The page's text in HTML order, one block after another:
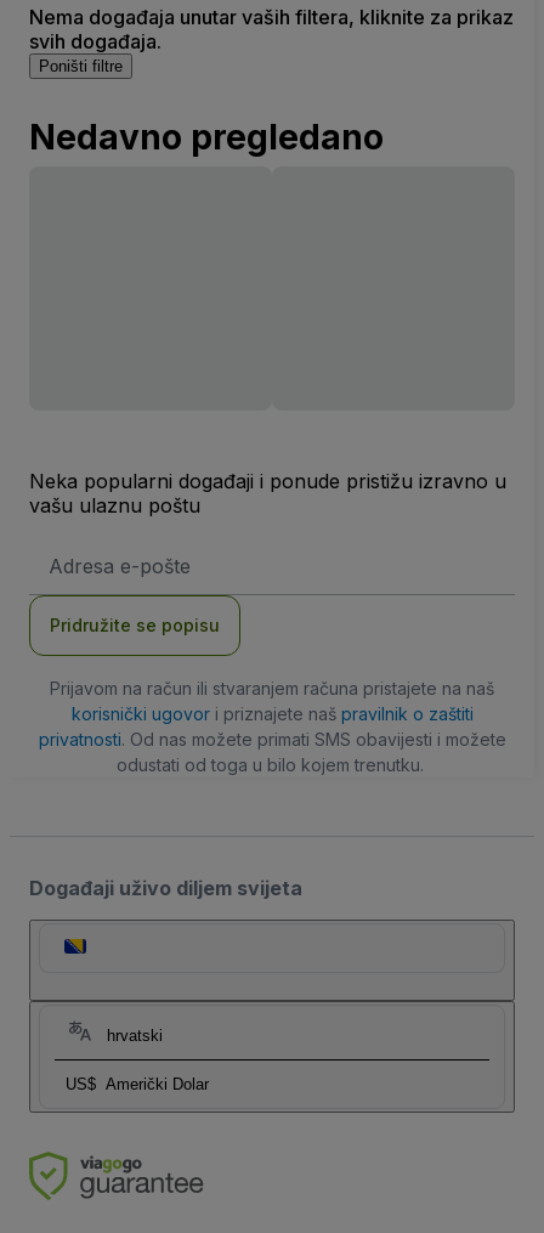
Nema događaja unutar vaših filtera, kliknite za prikaz
svih događaja.
Poništi filtre
Nedavno pregledano
Neka popularni događaji i ponude pristižu izravno u
vašu ulaznu poštu
mail
Pridružite se popisu
Prijavom na račun ili stvaranjem računa pristajete na naš
korisnički ugovori priznajete naš pravilnik o zaštiti
privatnosti. Od nas možete primati SMS obavijesti i možete
odustati od toga u bilo kojem trenutku.
Događaji uživo diljem svijeta
hrvatski
US$ Američki Dolar